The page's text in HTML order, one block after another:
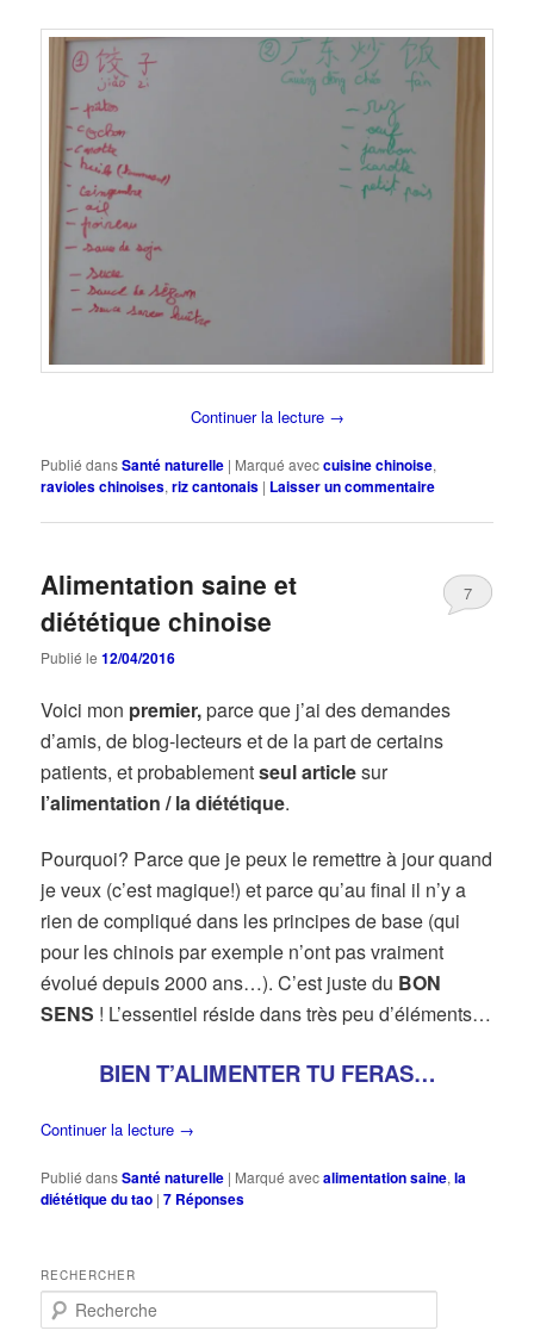
Continuer la lecture →
Publié dansSanté naturelle | Marqué aveccuisine chinoise,
ravioles chinoises,riz cantonais | Laisser un commentaire
Alimentation saine et
diététique chinoise
Publié le12/04/2016
7
Voici mon premier,parce que j’ai des demandes
d’amis, de blog-lecteurs et de la part de certains
patients, et probablementseul articlesur
l’alimentation / la diététique.
Pourquoi? Parce que je peux le remettre à jour quand
je veux (c’est magique!) et parce qu’au final il n’y a
rien de compliqué dans les principes de base (qui
pour les chinois par exemple n’ont pas vraiment
évolué depuis 2000 ans…). C’est juste du BON
SENS ! L’essentiel réside dans très peu d’éléments…
BIEN T’ALIMENTER TU FERAS…
Continuer la lecture →
Publié dansSanté naturelle | Marqué avecalimentation saine,la
diététique du tao |7 Réponses
RECHERCHER
e